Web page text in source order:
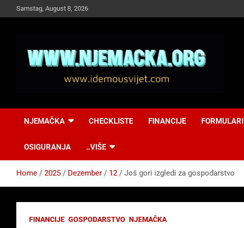
to
Samstag, August 8, 2026
Idemo u Svijet-
NJEMAČKA CHECKLISTE FINANCIJE FORMULARI
OSIGURANJA ..VIŠE
Home 2025 Dezember 12 Još gori izgledi za gospodarstvo
FINANCIJE GOSPODARSTVO NJEMAČKA